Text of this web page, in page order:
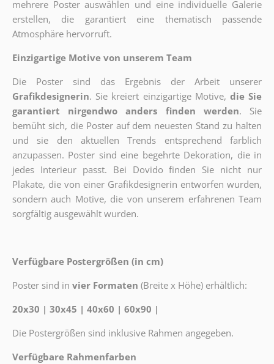
mehrere Poster auswählen und eine individuelle Galerie
erstellen, die garantiert eine thematisch passende
Atmosphäre hervorruft.
Einzigartige Motive von unserem Team
Die Poster sind das Ergebnis der Arbeit unserer
Grafikdesignerin. Sie kreiert einzigartige Motive, die Sie
garantiert nirgendwo anders finden werden. Sie
bemüht sich, die Poster auf dem neuesten Stand zu halten
und sie den aktuellen Trends entsprechend farblich
anzupassen. Poster sind eine begehrte Dekoration, die in
jedes Interieur passt. Bei Dovido finden Sie nicht nur
Plakate, die von einer Grafikdesignerin entworfen wurden,
sondern auch Motive, die von unserem erfahrenen Team
sorgfältig ausgewählt wurden.
Verfügbare Postergrößen (in cm)
Poster sind in vier Formaten (Breite x Höhe) erhältlich:
20x30 | 30x45 | 40x60 | 60x90 |
Die Postergrößen sind inklusive Rahmen angegeben.
Verfügbare Rahmenfarben